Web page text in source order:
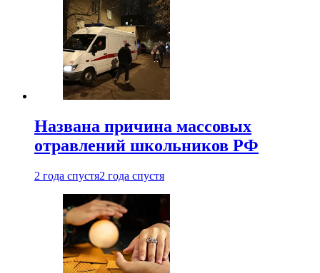
Названа причина массовых
отравлений школьников РФ
2 года спустя2 года спустя